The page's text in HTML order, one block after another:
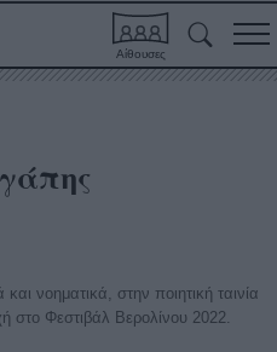
Αίθουσες
νοηματικά, στην ποιητική ταινία
στο Φεστιβάλ Βερολίνου 2022.